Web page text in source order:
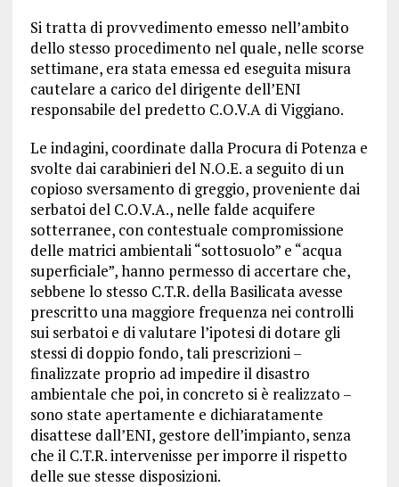
Si tratta di provvedimento emesso nell’ambito
dello stesso procedimento nel quale, nelle scorse
settimane, era stata emessa ed eseguita misura
cautelare a carico del dirigente dell’ENI
responsabile del predetto C.O.V.A di Viggiano.
Le indagini, coordinate dalla Procura di Potenza e
svolte dai carabinieri del N.O.E. a seguito di un
copioso sversamento di greggio, proveniente dai
serbatoi del C.O.V.A., nelle falde acquifere
sotterranee, con contestuale compromissione
delle matrici ambientali “sottosuolo” e “acqua
superficiale”, hanno permesso di accertare che,
sebbene lo stesso C.T.R. della Basilicata avesse
prescritto una maggiore frequenza nei controlli
sui serbatoi e di valutare l’ipotesi di dotare gli
stessi di doppio fondo, tali prescrizioni –
finalizzate proprio ad impedire il disastro
ambientale che poi, in concreto si è realizzato –
sono state apertamente e dichiaratamente
disattese dall’ENI, gestore dell’impianto, senza
che il C.T.R. intervenisse per imporre il rispetto
delle sue stesse disposizioni.